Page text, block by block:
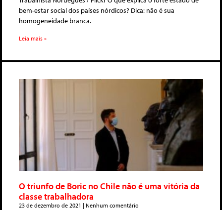
bem-estar social dos países nórdicos? Dica: não é sua
homogeneidade branca.
Leia mais »
O triunfo de Boric no Chile não é uma vitória da
classe trabalhadora
23 de dezembro de 2021 Nenhum comentário